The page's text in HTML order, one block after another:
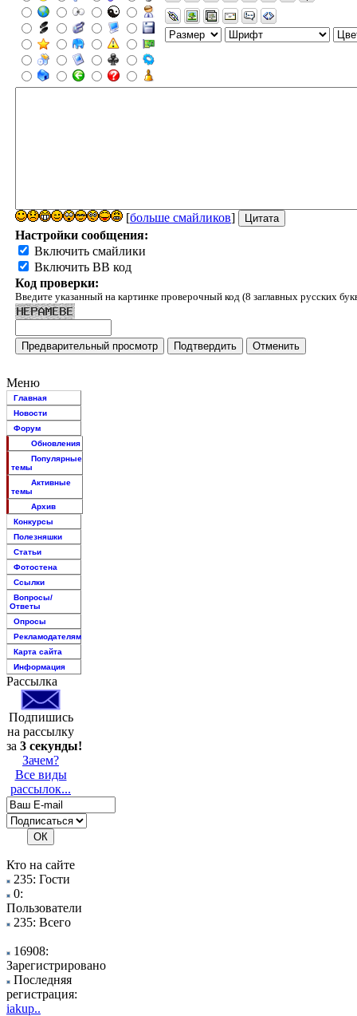
[больше смайликов]
Настройки сообщения:
Включить смайлики
Включить BB код
Код проверки:
Введите указанный на картинке проверочный код (8 заглавных русских
Меню
Главная
Новости
Форум
Обновления
Популярные
темы
Активные
темы
Архив
Конкурсы
Полезняшки
Статьи
Фотостена
Ссылки
Вопросы/
Ответы
Опросы
Рекламодателям
Карта сайта
Информация
Рассылка
Подпишись
на рассылку
за 3 секунды!
Зачем?
Все виды
рассылок...
Кто на сайте
235: Гости
0:
Пользователи
235: Всего
16908:
Зарегистрировано
Последняя
регистрация:
iakup..